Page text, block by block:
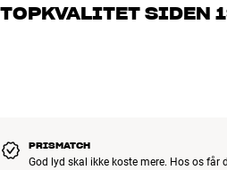
os, hvad du drømmer om – så finder vi
TOPKVALITET SIDEN
PRISMATCH
God lyd skal ikke koste mere. Hos os får